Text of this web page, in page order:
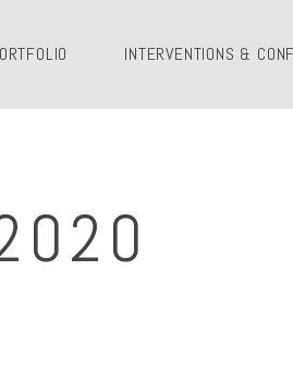
INTERVENTIONS &